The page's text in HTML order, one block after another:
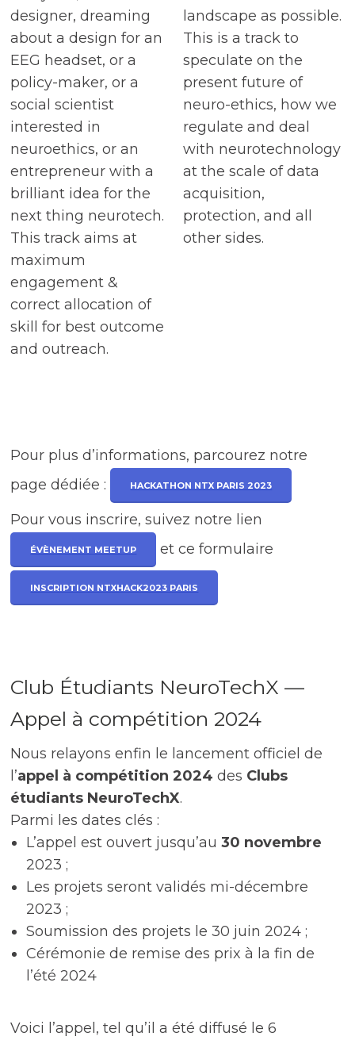
designer, dreaming
about a design for an
EEG headset, or a
policy-maker, or a
social scientist
interested in
neuroethics, or an
entrepreneur with a
brilliant idea for the
next thing neurotech.
This track aims at
maximum
engagement &
correct allocation of
skill for best outcome
and outreach.
landscape as possible.
This is a track to
speculate on the
present future of
neuro-ethics, how we
regulate and deal
with neurotechnology
at the scale of data
acquisition,
protection, and all
other sides.
Pour plus d’informations, parcourez notre
page dédiée :
HACKATHON NTX PARIS 2023
Pour vous inscrire, suivez notre lien
ÉVÈNEMENT MEETUP et ce formulaire
INSCRIPTION NTXHACK2023 PARIS
Club Étudiants NeuroTechX —
Appel à compétition 2024
Nous relayons enfin le lancement officiel de
l’appel à compétition 2024 des Clubs
étudiants NeuroTechX.
Parmi les dates clés :
L’appel est ouvert jusqu’au30 novembre
2023 ;
Les projets seront validés mi-décembre
2023 ;
Soumission des projets le 30 juin 2024 ;
Cérémonie de remise des prix à la fin de
l’été 2024
Voici l’appel, tel qu’il a été diffusé le 6